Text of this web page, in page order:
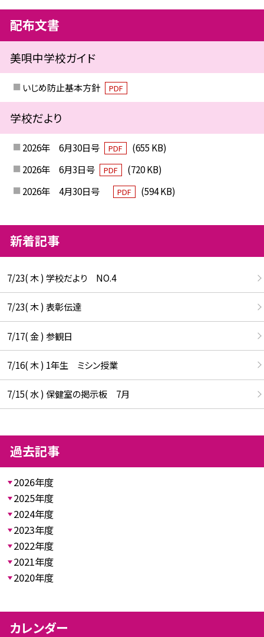
配布文書
美唄中学校ガイド
いじめ防止基本方針 PDF
学校だより
2026年 6月30日号 PDF
(655 KB)
2026年 6月3日号
PDF
(720 KB)
2026年 4月30日号
PDF (594 KB)
新着記事
7/23( 木 ) 学校だより NO.4
7/23( 木 ) 表彰伝達
7/17( 金 ) 参観日
7/16( 木 ) 1年生 ミシン授業
7/15( 水 ) 保健室の掲示板 7月
過去記事
2026年度
2025年度
2024年度
2023年度
2022年度
2021年度
2020年度
カレンダー